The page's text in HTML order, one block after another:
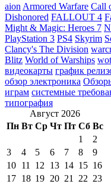
aion Armored Warfare Call
Dishonored FALLOUT 4
Might & Magic: Heroes 7
PlayStation 3 PS4 Skyrim
Clancy's The Division
Blitz World of Warships wot
видеокарты график
обзор электроника
играм системные
типография
Август 2026
Пн Вт Ср Чт Пт Сб Вс
1
2
3
4 5 6 7 8
9
10 11 12 13 14 15 16
17 18 19 20 21 22 23